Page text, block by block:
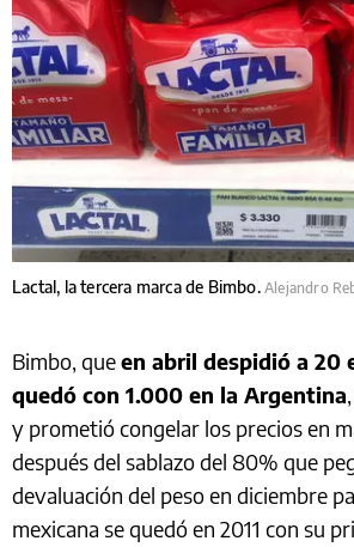
Lactal, la tercera marca de Bimbo. Alejandro
Bimbo, queen abril despidió a 20
quedó con 1.000 en la Argentina
y prometió congelar los precios en
después del sablazo del 80% que
devaluación del peso en diciembre
mexicana se quedó en 2011 con su